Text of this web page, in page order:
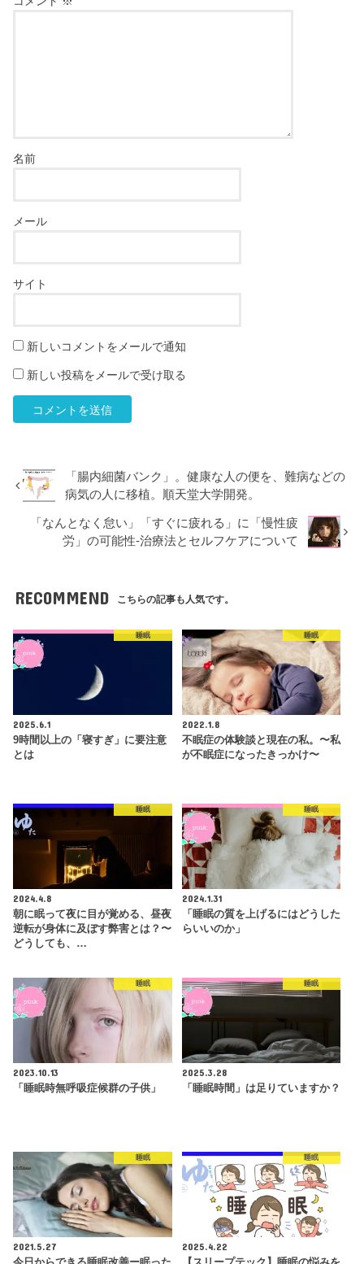
名前
メール
サイト
新しいコメントをメールで通知
新しい投稿をメールで受け取る
「腸内細菌バンク」。健康な人の便を、難病などの
病気の人に移植。順天堂大学開発。
「なんとなく怠い」「すぐに疲れる」に「慢性疲
労」の可能性-治療法とセルフケアについて
RECOMMEND こちらの記事も人気です。
睡眠
2025.6.1
9時間以上の「寝すぎ」に要注意
とは
睡眠
2022.1.8
不眠症の体験談と現在の私。〜私
が不眠症になったきっかけ〜
睡眠
2024.4.8
朝に眠って夜に目が覚める、昼夜
逆転が身体に及ぼす弊害とは？〜
どうしても、…
睡眠
2024.1.31
「睡眠の質を上げるにはどうした
らいいのか」
睡眠
2023.10.13
「睡眠時無呼吸症候群の子供」
睡眠
2025.3.28
「睡眠時間」は足りていますか？
睡眠
2021.5.27
睡眠
2025.4.22